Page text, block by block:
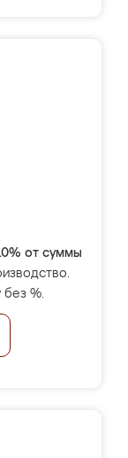
от суммы
без %.